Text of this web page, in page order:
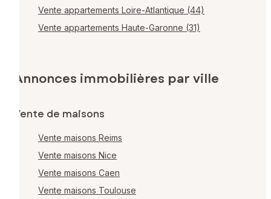
Vente appartements Loire-Atlantique (44)
Vente appartements Haute-Garonne (31)
Annonces immobilières par ville
Vente de maisons
Vente maisons Reims
Vente maisons Nice
Vente maisons Caen
Vente maisons Toulouse